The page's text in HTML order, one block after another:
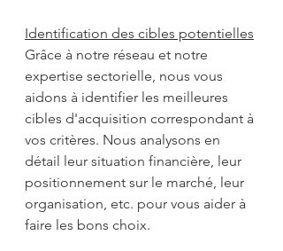
Identification des cibles potentielles
Grâce à notre réseau et notre
expertise sectorielle, nous vous
aidons à identifier les meilleures
cibles d'acquisition correspondant à
vos critères. Nous analysons en
détail leur situation financière, leur
positionnement sur le marché, leur
organisation, etc. pour vous aider à
faire les bons choix.